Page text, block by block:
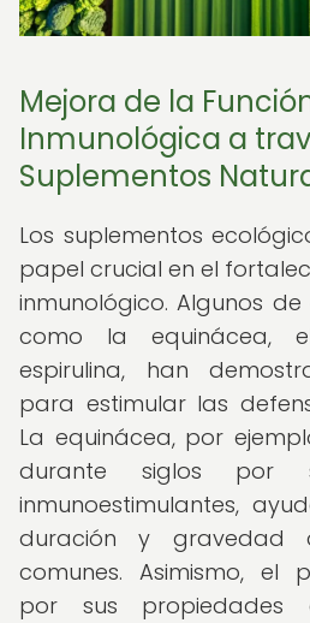
Mejora de la
Inmunológica a
Suplementos
Los suplementos
papel crucial en el
inmunológico. Algunos
como la equinácea,
espirulina, han
para estimular las
La equinácea, por
durante siglos por
inmunoestimulantes,
duración y gravedad
comunes. Asimismo, el
por sus propiedades